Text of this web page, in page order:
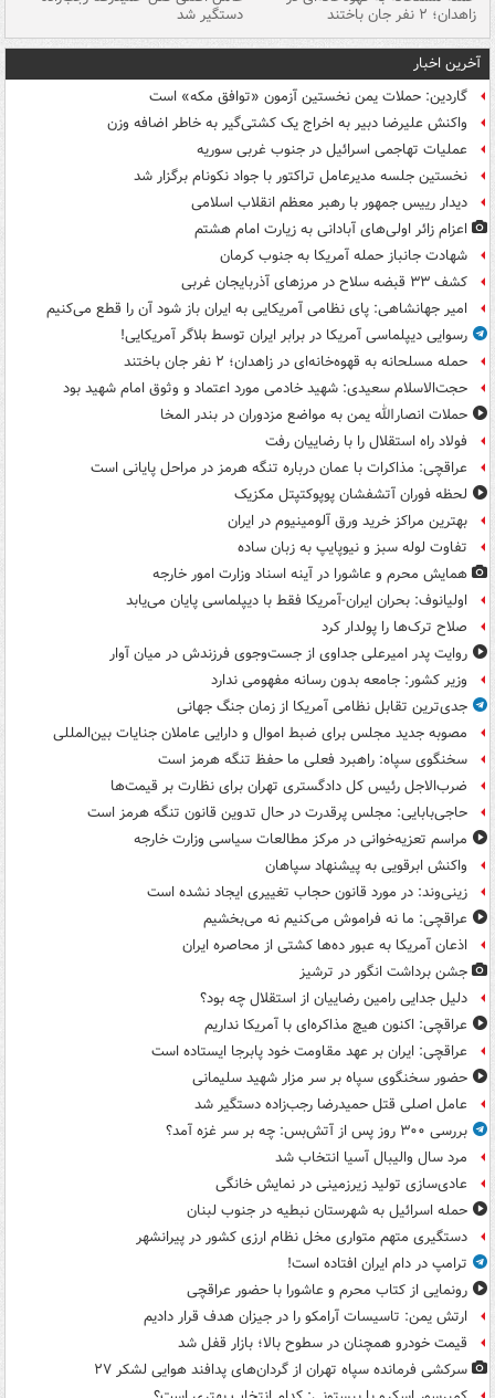
زاهدان؛ ۲ نفر جان باختند دستگیر شد
آخرین اخبار
گاردین: حملات یمن نخستین آزمون «توافق مکه» است
واکنش علیرضا دبیر به اخراج یک کشتی‌گیر به خاطر اضافه وزن
عملیات تهاجمی اسرائیل در جنوب غربی سوریه
نخستین جلسه مدیرعامل تراکتور با جواد نکونام برگزار شد
دیدار رییس جمهور با رهبر معظم انقلاب اسلامی
اعزام زائر اولی‌های آبادانی به زیارت امام هشتم
شهادت جانباز حمله آمریکا به جنوب کرمان
کشف ۳۳ قبضه سلاح در مرزهای آذربایجان غربی
امیر جهانشاهی: پای نظامی آمریکایی به ایران باز شود آن را قطع می‌کنیم
رسوایی دیپلماسی آمریکا در برابر ایران توسط بلاگر آمریکایی!
حمله مسلحانه به قهوه‌خانه‌ای در زاهدان؛ ۲ نفر جان باختند
حجت‌الاسلام سعیدی: شهید خادمی مورد اعتماد و وثوق امام شهید بود
حملات انصارالله یمن به مواضع مزدوران در بندر المخا
فولاد راه استقلال را با رضاییان رفت
عراقچی: مذاکرات با عمان درباره تنگه هرمز در مراحل پایانی است
لحظه فوران آتشفشان پوپوکتپتل مکزیک
بهترین مراکز خرید ورق آلومینیوم در ایران
تفاوت لوله سبز و نیوپایپ به زبان ساده
همایش محرم و عاشورا در آینه اسناد وزارت امور خارجه
اولیانوف: بحران ایران-آمریکا فقط با دیپلماسی پایان می‌یابد
صلاح ترک‌ها را پولدار کرد
روایت پدر امیرعلی جداوی از جست‌وجوی فرزندش در میان آوار
وزیر کشور: جامعه بدون رسانه مفهومی ندارد
جدی‌ترین تقابل نظامی آمریکا از زمان جنگ جهانی
مصوبه جدید مجلس برای ضبط اموال و دارایی عاملان جنایات بین‌المللی
سخنگوی سپاه: راهبرد فعلی ما حفظ تنگه هرمز است
ضرب‌الاجل رئیس کل دادگستری تهران برای نظارت بر قیمت‌ها
حاجی‌بابایی: مجلس پرقدرت در حال تدوین قانون تنگه هرمز است
مراسم تعزیه‌خوانی در مرکز مطالعات سیاسی وزارت خارجه
واکنش ابرقویی به پیشنهاد سپاهان
زینی‌وند: در مورد قانون حجاب تغییری ایجاد نشده است
عراقچی: ما نه فراموش می‌کنیم نه می‌بخشیم
اذعان آمریکا به عبور ده‌ها کشتی از محاصره ایران
جشن برداشت انگور در ترشیز
دلیل جدایی رامین رضاییان از استقلال چه بود؟
عراقچی: اکنون هیچ مذاکره‌ای با آمریکا نداریم
عراقچی: ایران بر عهد مقاومت خود پابرجا ایستاده است
حضور سخنگوی سپاه بر سر مزار شهید سلیمانی
عامل اصلی قتل حمیدرضا رجب‌زاده دستگیر شد
بررسی ۳۰۰ روز پس از آتش‌بس: چه بر سر غزه آمد؟
مرد سال والیبال آسیا انتخاب شد
عادی‌سازی تولید زیرزمینی در نمایش خانگی
حمله اسرائیل به شهرستان نبطیه در جنوب لبنان
دستگیری متهم متواری مخل نظام ارزی کشور در پیرانشهر
ترامپ در دام ایران افتاده است!
رونمایی از کتاب محرم و عاشورا با حضور عراقچی
ارتش یمن: تاسیسات آرامکو را در جیزان هدف قرار دادیم
قیمت خودرو همچنان در سطوح بالا؛ بازار قفل شد
سرکشی فرمانده سپاه تهران از گردان‌های پدافند هوایی لشکر ۲۷